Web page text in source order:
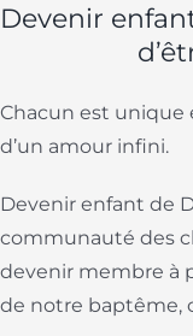
Devenir
Chacun est unique
d’un amour infini.
Devenir enfant de
communauté des
devenir membre à
de notre baptême,